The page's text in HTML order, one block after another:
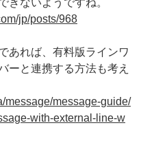
きないようですね。
jp/posts/968
あれば、有料版ラインワ
ーと連携する方法も考え
message/message-guide/
with-external-line-w